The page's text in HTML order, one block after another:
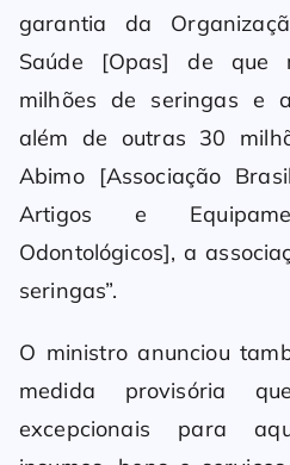
garantia da
Saúde [Opas] de que
milhões de seringas e
além de outras 30
Abimo [Associação
Artigos e
Odontológicos], a
seringas”.
O ministro anunciou
medida provisória
excepcionais para